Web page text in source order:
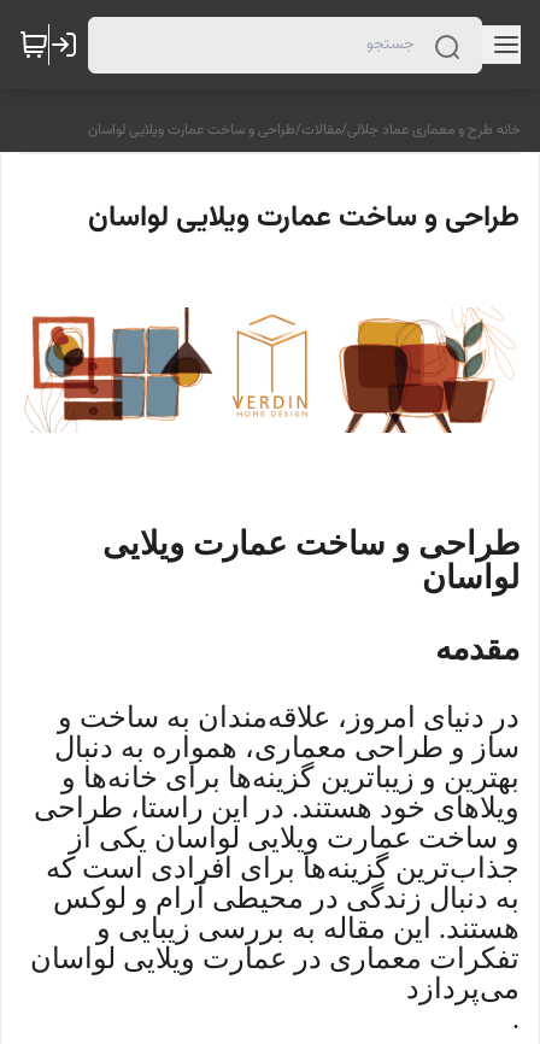
خانه طرح و معماری عماد جلالی/مقالات/طراحی و ساخت عمارت ویلایی لواسان
طراحی و ساخت عمارت ویلایی لواسان
طراحی و ساخت عمارت ویلایی
لواسان
مقدمه
در دنیای امروز، علاقه‌مندان به ساخت و
ساز و طراحی معماری، همواره به دنبال
بهترین و زیباترین گزینه‌ها برای خانه‌ها و
ویلاهای خود هستند. در این راستا، طراحی
و ساخت عمارت ویلایی لواسان یکی از
جذاب‌ترین گزینه‌ها برای افرادی است که
به دنبال زندگی در محیطی آرام و لوکس
هستند. این مقاله به بررسی زیبایی و
تفکرات معماری در عمارت ویلایی لواسان
می‌پردازد
.